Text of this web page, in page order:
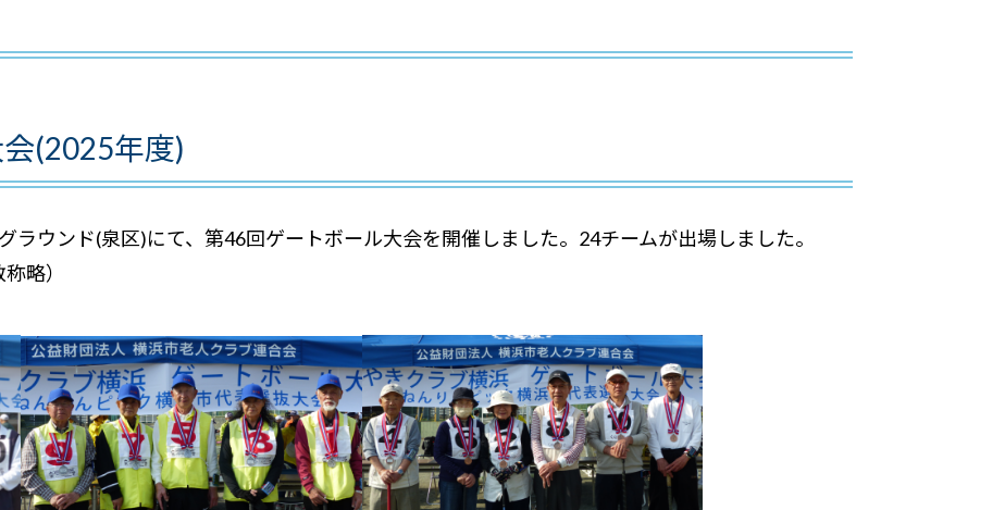
(2025年度)
ウンド(泉区)にて、第46回ゲートボール大会を開催しました。24チームが出場しました。
略）